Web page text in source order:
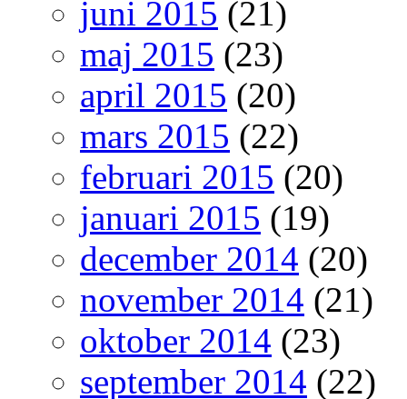
juni 2015 (21)
maj 2015 (23)
april 2015 (20)
mars 2015 (22)
februari 2015 (20)
januari 2015 (19)
december 2014 (20)
november 2014 (21)
oktober 2014 (23)
september 2014 (22)